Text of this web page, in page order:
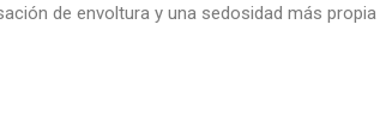
de envoltura y una sedosidad más propia